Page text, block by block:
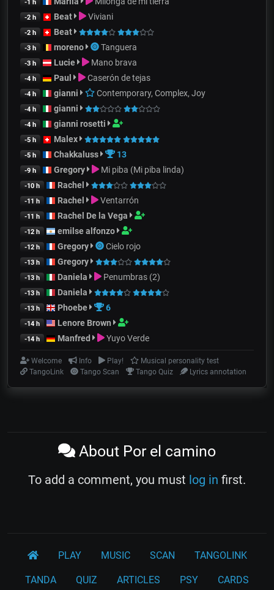
-1 h
-2 h Beat Viviani
-2 h Beat
-3 h moreno Tanguera
-3 h Lucie Mano brava
-4 h Paul Caserón de tejas
-4 h gianni Contemporary, Complex, Joy
-4 h gianni
-4 h gianni rosetti
-5 h Malex
-5 h Chakkaluss 13
-9 h Gregory Mi piba (Mi piba linda)
-10 h Rachel
-11 h Rachel Ventarrón
-11 h Rachel De la Vega
-12 h emilse alfonzo
-12 h Gregory Cielo rojo
-13 h Gregory
-13 h Daniela Penumbras (2)
-13 h Daniela
-13 h Phoebe 6
-14 h Lenore Brown
-14 h Manfred Yuyo Verde
Welcome Info Play!
Musical personality test
TangoLink
Tango Scan Tango Quiz Lyrics annotation
About Por el camino
To add a comment, you must log in first.
PLAY MUSIC SCAN TANGOLINK
TANDA QUIZ ARTICLES PSY CARDS